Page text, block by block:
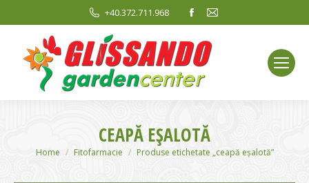
+40.372.711.968
Facebook
opens
in
new
window
Mail
window
CEAPĂ EŞALOTĂ
You are here:
Home Fitofarmacie Produse etichetate „ceapă eşalotă”